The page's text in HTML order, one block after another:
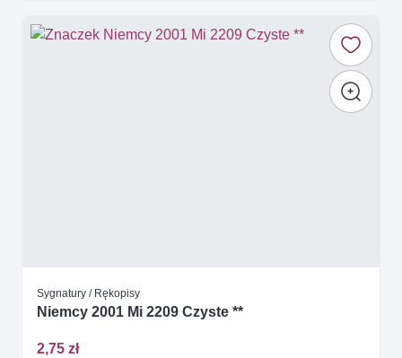
Sygnatury / Rękopisy
Niemcy 2001 Mi 2209 Czyste **
2,75 zł